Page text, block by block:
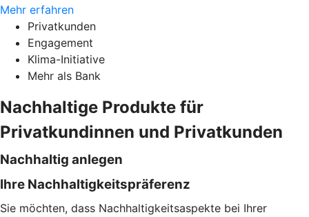
Mehr erfahren
Privatkunden
Engagement
Klima-Initiative
Mehr als Bank
Nachhaltige Produkte für
Privatkundinnen und Privatkunden
Nachhaltig anlegen
Ihre Nachhaltigkeitspräferenz
Sie möchten, dass Nachhaltigkeitsaspekte bei Ihrer